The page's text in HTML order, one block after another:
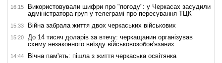
16:15
Використовували шифри про "погоду": у Черкасах засудили
адміністратора груп у телеграмі про пересування ТЦК
15:33 Війна забрала життя двох черкаських військових
15:20
До 14 тисяч доларів за втечу: черкащанин організував
схему незаконного виїзду військовозобов'язаних
14:44 Вічна пам'ять: пішла з життя черкаська освітянка